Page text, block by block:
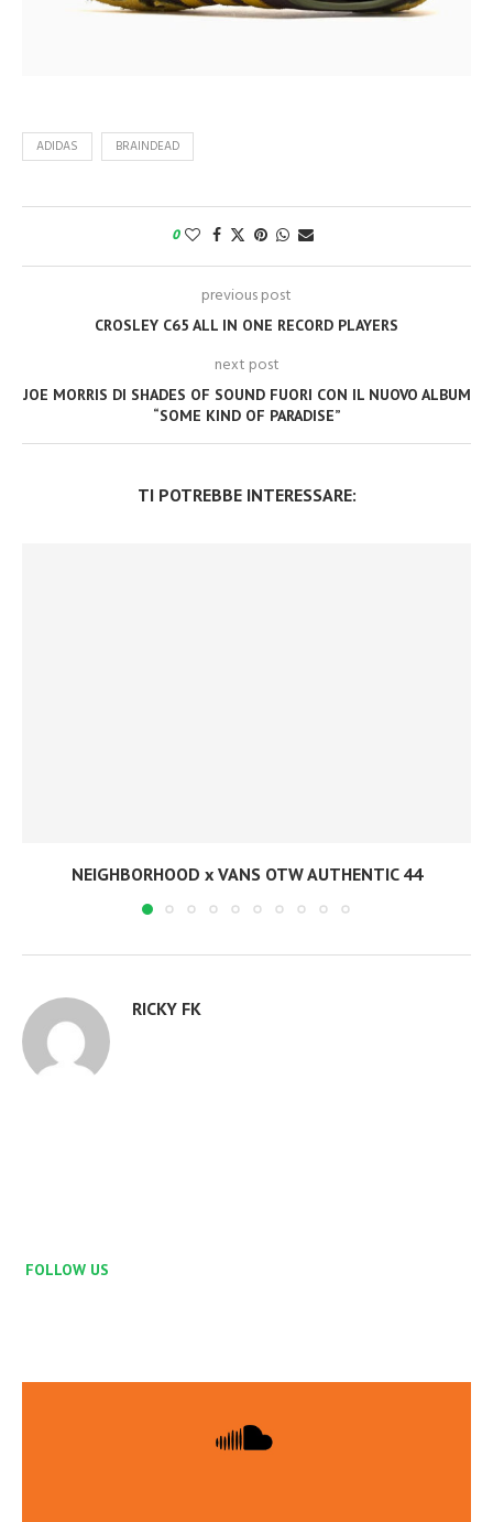
ADIDAS BRAINDEAD
0
previous post
CROSLEY C65 ALL IN ONE RECORD PLAYERS
next post
JOE MORRIS DI SHADES OF SOUND FUORI CON IL NUOVO ALBUM
“SOME KIND OF PARADISE”
TI POTREBBE INTERESSARE:
NEIGHBORHOOD x VANS OTW AUTHENTIC 44
RICKY FK
FOLLOW US